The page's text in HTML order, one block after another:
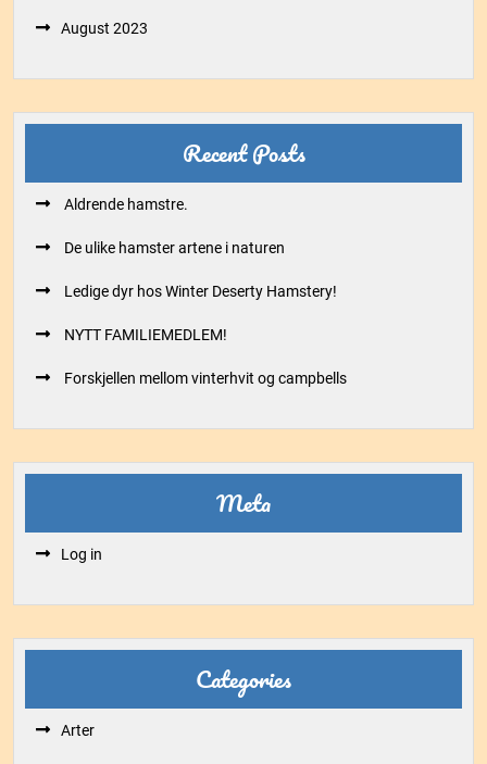
August 2023
Recent Posts
Aldrende hamstre.
De ulike hamster artene i naturen
Ledige dyr hos Winter Deserty Hamstery!
NYTT FAMILIEMEDLEM!
Forskjellen mellom vinterhvit og campbells
Meta
Log in
Categories
Arter